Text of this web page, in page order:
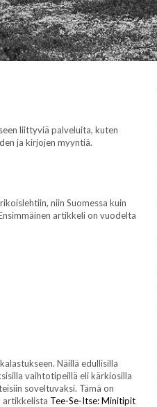
liittyviä palveluita, kuten
ja kirjojen myyntiä.
niin Suomessa kuin
artikkeli on vuodelta
Näillä edullisilla
vaihtotipeillä eli kärkiosilla
soveltuvaksi. Tämä on
artikkelista Tee-Se-Itse: Minitipit